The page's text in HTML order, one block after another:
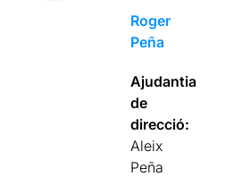
Roger
Peña
Ajudantia
de
direcció:
Aleix
Peña